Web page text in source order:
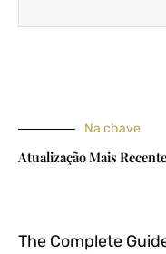
Na chave
Atualização Mais Recente
The Complete